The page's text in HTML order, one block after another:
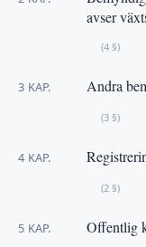
avser
(4 §)
3 KAP. Andra
(3 §)
4 KAP.
(2 §)
5 KAP. Offentlig